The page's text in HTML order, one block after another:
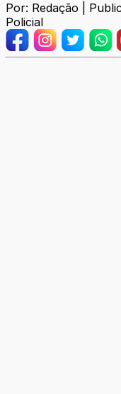
Por: Redação |
Policial